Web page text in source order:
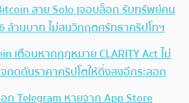
สาย Solo เจอบล็อก รับทรัพย์คน
ล้านบาท ไม่สนวิกฤตศรัทธาคริปโทฯ
เตือนหากกฎหมาย CLARITY Act ไม่
กดดันราคาคริปโตให้ดิ่งลงอีกระลอก
ก Telegram หายจาก App Store